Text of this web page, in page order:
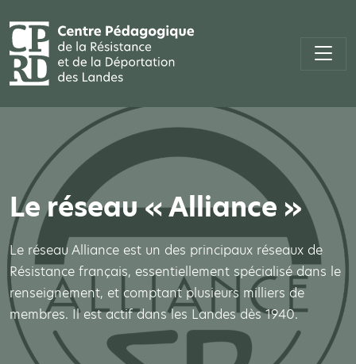
Le réseau « Alliance »
Le réseau Alliance est un des principaux réseaux de
Résistance français, essentiellement spécialisé dans le
renseignement, et comptant plusieurs milliers de
membres. Il est actif dans les Landes dès 1940.